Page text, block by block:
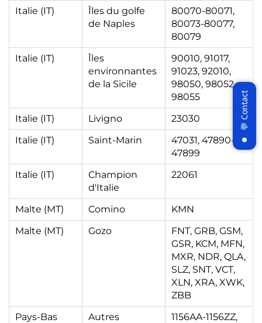
Italie (IT)
Îles du golfe
de Naples
80070-80071,
80073-80077,
80079
Italie (IT)
Îles
environnantes
de la Sicile
90010, 91017,
91023, 92010,
98050, 98052,
98055
Italie (IT)
Livigno
23030
Italie (IT)
Saint-Marin
47031, 47890-
47899
Italie (IT)
Champion
d'Italie
22061
Malte (MT) Comino
KMN
Malte (MT)
Gozo
FNT, GRB, GSM,
GSR, KCM, MFN,
MXR, NDR, QLA,
SLZ, SNT, VCT,
XLN, XRA, XWK,
ZBB
Pays-Bas
Autres
1156AA-1156ZZ,
Join WattCycle VIP
Subscribe for 3% OFF Get the latest
News!